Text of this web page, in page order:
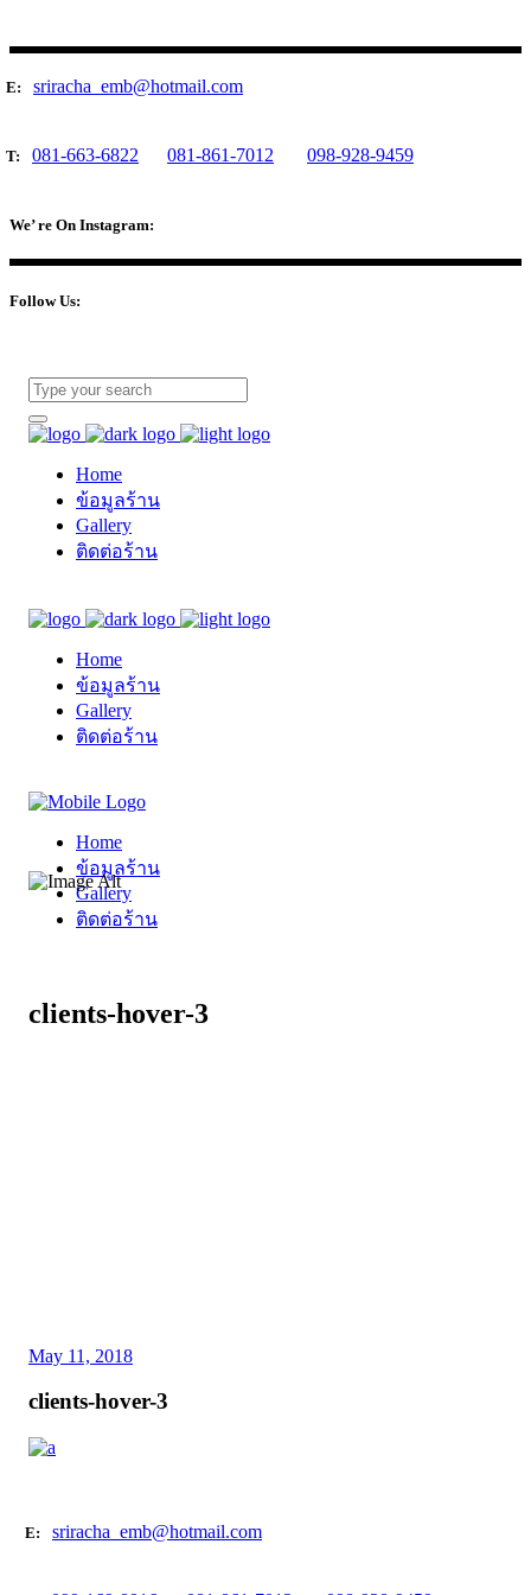
E: sriracha_emb@hotmail.com
T: 081-663-6822 081-861-7012 098-928-9459
We’ re On Instagram:
Follow Us:
Home
ข้อมูลร้าน
Gallery
ติดต่อร้าน
Home
ข้อมูลร้าน
Gallery
ติดต่อร้าน
Home
ข้อมูลร้าน
Gallery
ติดต่อร้าน
clients-hover-3
May 11, 2018
clients-hover-3
E: sriracha_emb@hotmail.com